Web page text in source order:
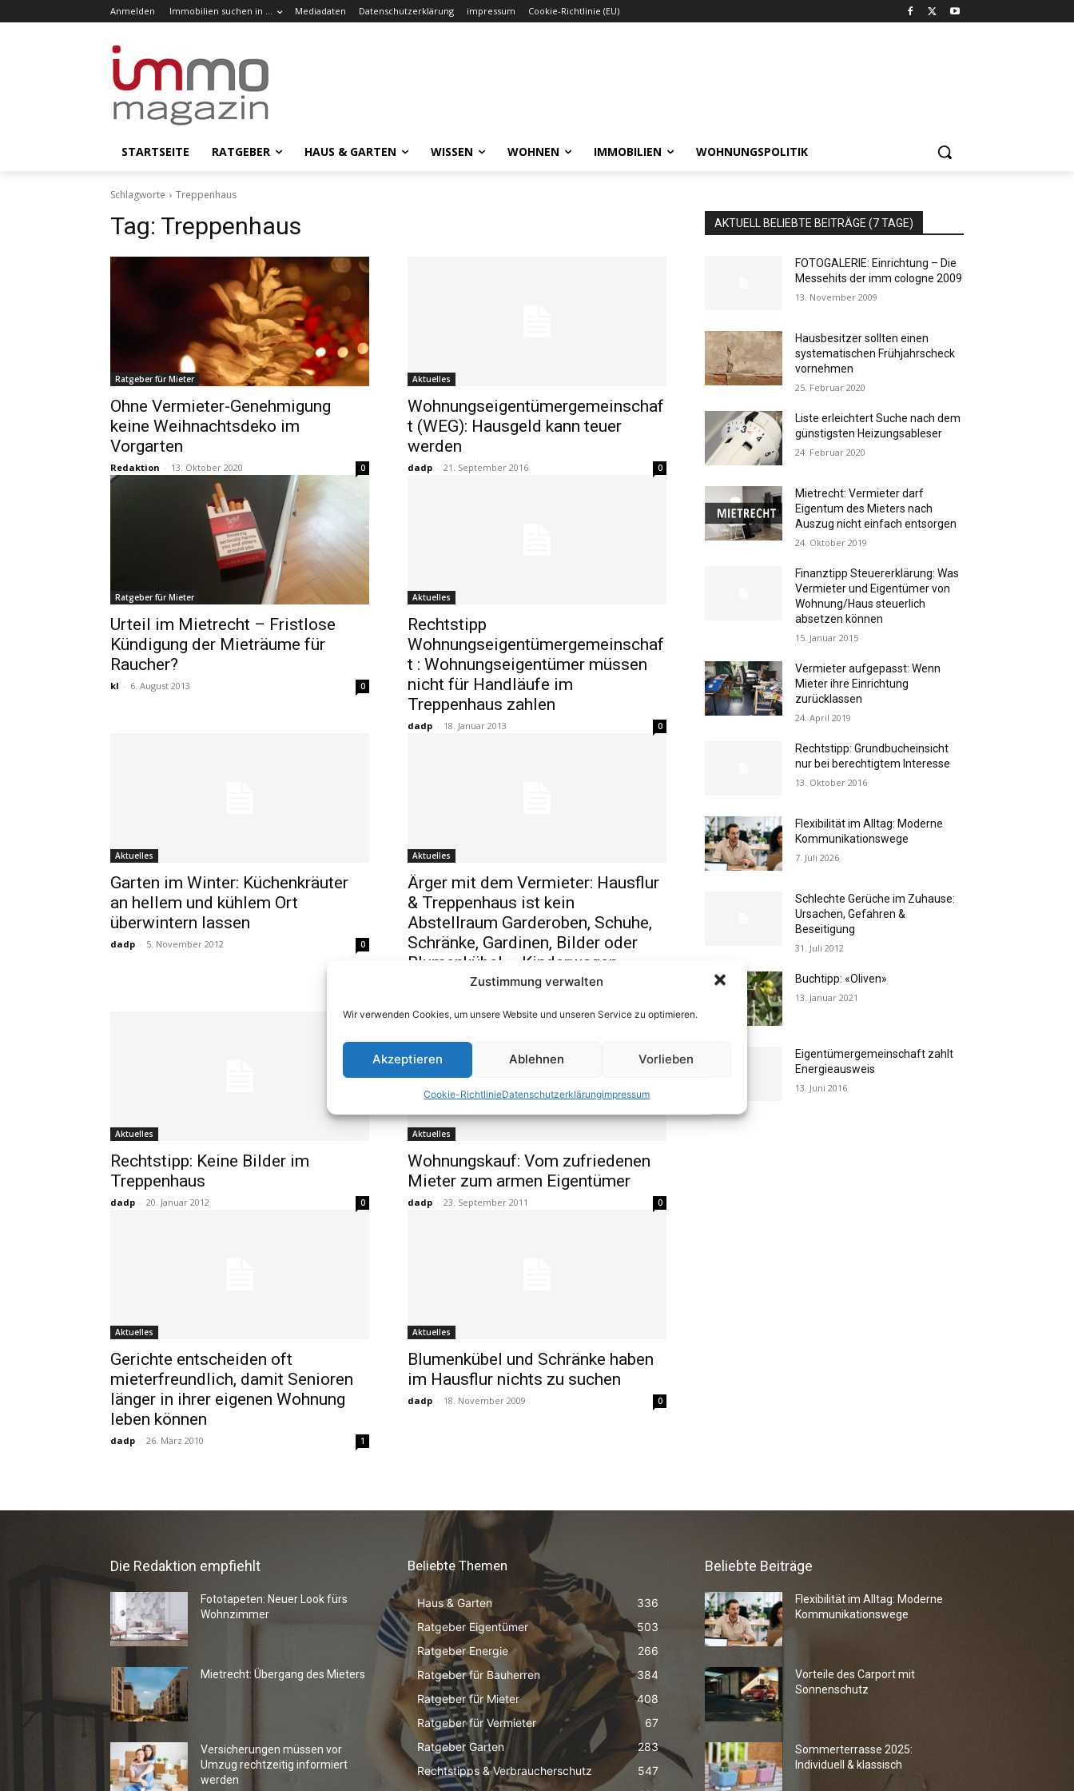
Zustimmung verwalten
Wir verwenden Cookies, um unsere Website und unseren Service zu optimieren.
Akzeptieren Ablehnen Vorlieben
Cookie-RichtlinieDatenschutzerklärungimpressum
Anmelden Immobilien suchen in … Mediadaten Datenschutzerklärung impressum Cookie-Richtlinie (EU)
STARTSEITE RATGEBER HAUS & GARTEN WISSEN WOHNEN IMMOBILIEN WOHNUNGSPOLITIK
Schlagworte Treppenhaus
Tag: Treppenhaus
Ratgeber für Mieter
Ohne Vermieter-Genehmigung
keine Weihnachtsdeko im
Vorgarten
Redaktion - 13. Oktober 2020 0
Aktuelles
Wohnungseigentümergemeinschaf
t (WEG): Hausgeld kann teuer
werden
dadp - 21. September 2016 0
Ratgeber für Mieter
Urteil im Mietrecht – Fristlose
Kündigung der Mieträume für
Raucher?
kl - 6. August 2013 0
Aktuelles
Rechtstipp
Wohnungseigentümergemeinschaf
t : Wohnungseigentümer müssen
nicht für Handläufe im
Treppenhaus zahlen
dadp - 18. Januar 2013 0
Aktuelles
Garten im Winter: Küchenkräuter
an hellem und kühlem Ort
überwintern lassen
dadp - 5. November 2012 0
Aktuelles
Ärger mit dem Vermieter: Hausflur
& Treppenhaus ist kein
Abstellraum Garderoben, Schuhe,
Schränke, Gardinen, Bilder oder
Blumenkübel – Kinderwagen
Aktuelles
Rechtstipp: Keine Bilder im
Treppenhaus
dadp - 20. Januar 2012 0
Aktuelles
Wohnungskauf: Vom zufriedenen
Mieter zum armen Eigentümer
dadp - 23. September 2011 0
Aktuelles
Gerichte entscheiden oft
mieterfreundlich, damit Senioren
länger in ihrer eigenen Wohnung
leben können
dadp - 26. März 2010 1
Aktuelles
Blumenkübel und Schränke haben
im Hausflur nichts zu suchen
dadp - 18. November 2009 0
AKTUELL BELIEBTE BEITRÄGE (7 TAGE)
FOTOGALERIE: Einrichtung – Die
Messehits der imm cologne 2009
13. November 2009
Hausbesitzer sollten einen
systematischen Frühjahrscheck
vornehmen
25. Februar 2020
Liste erleichtert Suche nach dem
günstigsten Heizungsableser
24. Februar 2020
Mietrecht: Vermieter darf
Eigentum des Mieters nach
Auszug nicht einfach entsorgen
24. Oktober 2019
Finanztipp Steuererklärung: Was
Vermieter und Eigentümer von
Wohnung/Haus steuerlich
absetzen können
15. Januar 2015
Vermieter aufgepasst: Wenn
Mieter ihre Einrichtung
zurücklassen
24. April 2019
Rechtstipp: Grundbucheinsicht
nur bei berechtigtem Interesse
13. Oktober 2016
Flexibilität im Alltag: Moderne
Kommunikationswege
7. Juli 2026
Schlechte Gerüche im Zuhause:
Ursachen, Gefahren &
Beseitigung
31. Juli 2012
Buchtipp: «Oliven»
13. Januar 2021
Eigentümergemeinschaft zahlt
Energieausweis
13. Juni 2016
Die Redaktion empfiehlt
Fototapeten: Neuer Look fürs
Wohnzimmer
Mietrecht: Übergang des Mieters
Versicherungen müssen vor
Umzug rechtzeitig informiert
werden
Beliebte Themen
Haus & Garten
336
Ratgeber Eigentümer
503
Ratgeber Energie
266
Ratgeber für Bauherren
384
Ratgeber für Mieter
408
Ratgeber für Vermieter
67
Ratgeber Garten
283
Rechtstipps & Verbraucherschutz
547
Beliebte Beiträge
Flexibilität im Alltag: Moderne
Kommunikationswege
Vorteile des Carport mit
Sonnenschutz
Sommerterrasse 2025:
Individuell & klassisch